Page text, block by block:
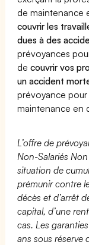
de maintenance
couvrir les
dues à des
prévoyances
decouvrir vos
un accident
prévoyance
maintenance en
L’offre de
Non-Salariés
situation de
prémunir contre
décès et d’arrêt
capital, d’une
cas. Les
ans sous réserve